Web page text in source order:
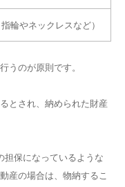
輪やネックレスなど）
うのが原則です。
とされ、納められた財産
担保になっているような
産の場合は、物納するこ